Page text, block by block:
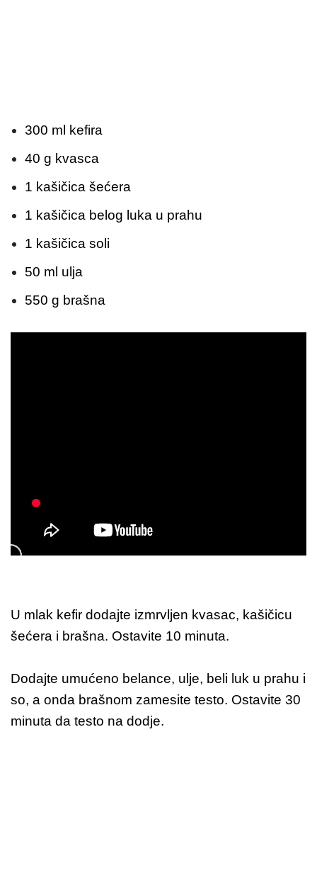
300 ml kefira
40 g kvasca
1 kašičica šećera
1 kašičica belog luka u prahu
1 kašičica soli
50 ml ulja
550 g brašna
U mlak kefir dodajte izmrvljen kvasac, kašičicu
šećera i brašna. Ostavite 10 minuta.
Dodajte umućeno belance, ulje, beli luk u prahu i
so, a onda brašnom zamesite testo. Ostavite 30
minuta da testo na dodje.